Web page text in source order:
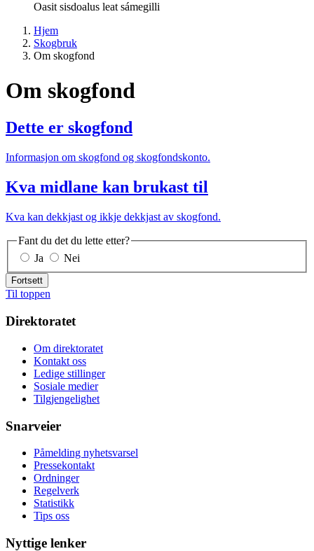
Oasit sisdoalus leat sámegilli
Hjem
Skogbruk
Om skogfond
Om skogfond
Dette er skogfond
Informasjon om skogfond og skogfondskonto.
Kva midlane kan brukast til
Kva kan dekkjast og ikkje dekkjast av skogfond.
Fant du det du lette etter?
Ja
Nei
Fortsett
Til toppen
Direktoratet
Om direktoratet
Kontakt oss
Ledige stillinger
Sosiale medier
Tilgjengelighet
Snarveier
Påmelding nyhetsvarsel
Pressekontakt
Ordninger
Regelverk
Statistikk
Tips oss
Nyttige lenker